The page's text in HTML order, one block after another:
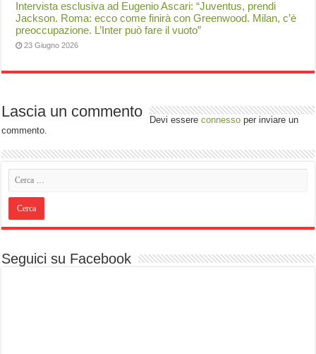
Intervista esclusiva ad Eugenio Ascari: “Juventus, prendi
Jackson. Roma: ecco come finirà con Greenwood. Milan, c’è
preoccupazione. L’Inter può fare il vuoto”
23 Giugno 2026
Lascia un commento Devi essereconnesso per inviare un
commento.
Seguici su Facebook